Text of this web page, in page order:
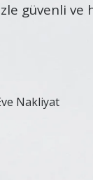
güvenli ve
Nakliyat